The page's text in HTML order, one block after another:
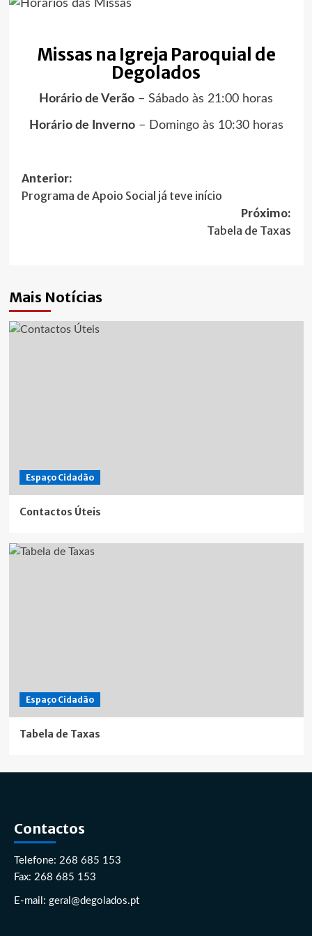
Missas na Igreja Paroquial de
Degolados
Horário de Verão – Sábado às 21:00 horas
Horário de Inverno– Domingo às 10:30 horas
Navegação
de
Anterior:
Programa de Apoio Social já teve início
Próximo:
Tabela de Taxas
Mais Notícias
Espaço Cidadão
Contactos Úteis
Espaço Cidadão
Tabela de Taxas
Contactos
Telefone: 268 685 153
Fax: 268 685 153
E-mail: geral@degolados.pt